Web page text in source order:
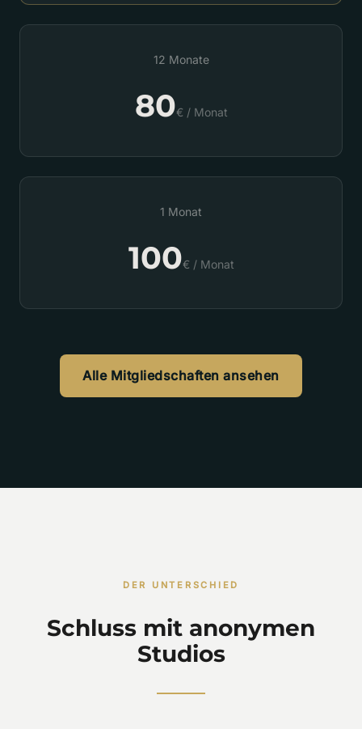
12 Monate
80€ / Monat
1 Monat
100€ / Monat
Alle Mitgliedschaften ansehen
DER UNTERSCHIED
Schluss mit anonymen
Studios